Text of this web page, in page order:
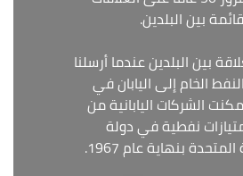
بين البلدين.
بين البلدين عندما أرسلنا
الخام إلى اليابان في
1961. وتمكنت الشركات اليابانية من
نفطية في دولة
بنهاية عام 1967.